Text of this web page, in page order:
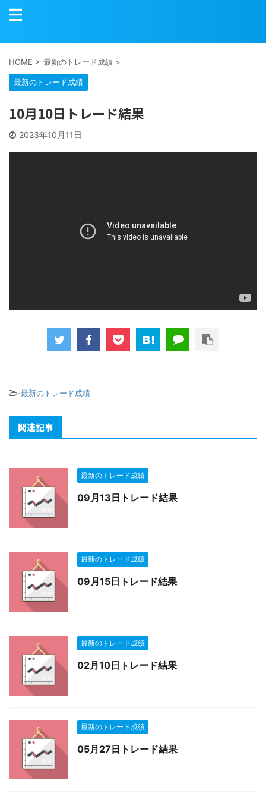
HOME > 最新のトレード成績 >
最新のトレード成績
10月10日トレード結果
2023年10月11日
-最新のトレード成績
関連記事
最新のトレード成績
09月13日トレード結果
最新のトレード成績
09月15日トレード結果
最新のトレード成績
02月10日トレード結果
最新のトレード成績
05月27日トレード結果